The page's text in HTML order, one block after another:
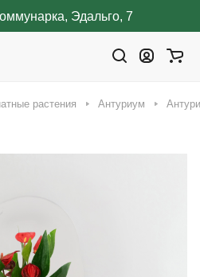
Эдальго, 7
растения Антуриум